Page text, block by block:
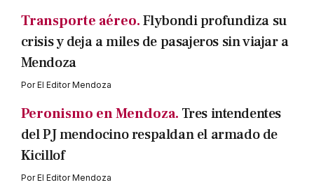
Transporte aéreo.Flybondi profundiza su
crisis y deja a miles de pasajeros sin viajar a
Mendoza
PorEl Editor Mendoza
Peronismo en Mendoza. Tres intendentes
del PJ mendocino respaldan el armado de
Kicillof
PorEl Editor Mendoza